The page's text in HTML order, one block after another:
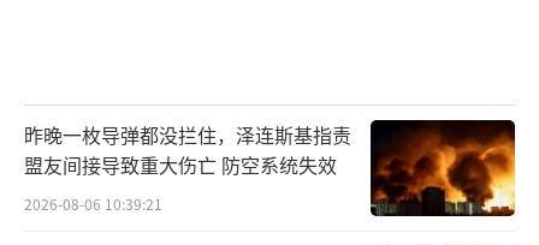
昨晚一枚导弹都没拦住，泽连斯基指责
盟友间接导致重大伤亡 防空系统失效
2026-08-06 10:39:21